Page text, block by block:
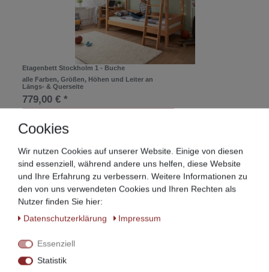
Etagenbett Stockholm 1 - Buche
alle Farben, Größen, Höhen und Leiter an
Längs- & Querseite
779,00 € *
*inkl. ges. MwSt.
Cookies
Wir nutzen Cookies auf unserer Website. Einige von diesen
sind essenziell, während andere uns helfen, diese Website
und Ihre Erfahrung zu verbessern. Weitere Informationen zu
den von uns verwendeten Cookies und Ihren Rechten als
Nutzer finden Sie hier:
Daten­schutz­erklärung
Impressum
Essenziell
Statistik